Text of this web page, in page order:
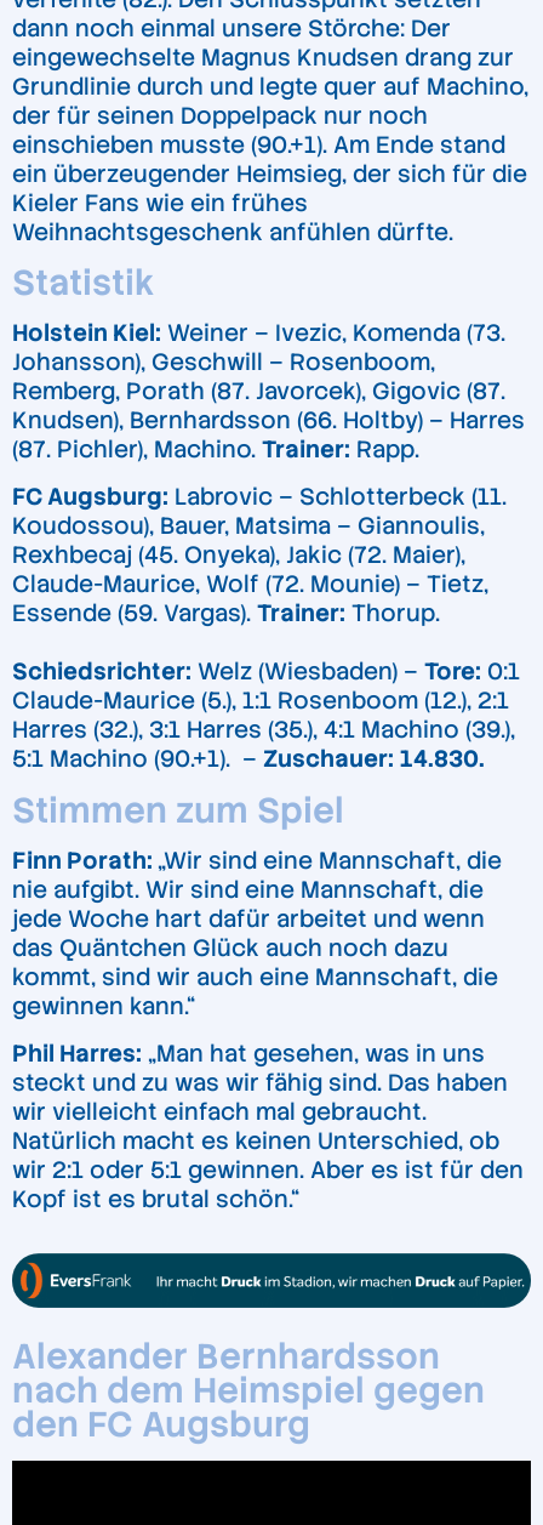
dann noch einmal unsere Störche: Der
eingewechselte Magnus Knudsen drang zur
Grundlinie durch und legte quer auf Machino,
der für seinen Doppelpack nur noch
einschieben musste (90.+1). Am Ende stand
ein überzeugender Heimsieg, der sich für die
Kieler Fans wie ein frühes
Weihnachtsgeschenk anfühlen dürfte.
Statistik
Holstein Kiel: Weiner – Ivezic, Komenda (73.
Johansson), Geschwill – Rosenboom,
Remberg, Porath (87. Javorcek), Gigovic (87.
Knudsen), Bernhardsson (66. Holtby) – Harres
(87. Pichler), Machino. Trainer: Rapp.
FC Augsburg: Labrovic – Schlotterbeck (11.
Koudossou), Bauer, Matsima – Giannoulis,
Rexhbecaj (45. Onyeka), Jakic (72. Maier),
Claude-Maurice, Wolf (72. Mounie) – Tietz,
Essende (59. Vargas). Trainer: Thorup.
Schiedsrichter: Welz (Wiesbaden) – Tore: 0:1
Claude-Maurice (5.), 1:1 Rosenboom (12.), 2:1
Harres (32.), 3:1 Harres (35.), 4:1 Machino (39.),
5:1 Machino (90.+1). – Zuschauer: 14.830.
Stimmen zum Spiel
Finn Porath: „Wir sind eine Mannschaft, die
nie aufgibt. Wir sind eine Mannschaft, die
jede Woche hart dafür arbeitet und wenn
das Quäntchen Glück auch noch dazu
kommt, sind wir auch eine Mannschaft, die
gewinnen kann.“
Phil Harres: „Man hat gesehen, was in uns
steckt und zu was wir fähig sind. Das haben
wir vielleicht einfach mal gebraucht.
Natürlich macht es keinen Unterschied, ob
wir 2:1 oder 5:1 gewinnen. Aber es ist für den
Kopf ist es brutal schön.“
Alexander Bernhardsson
nach dem Heimspiel gegen
den FC Augsburg